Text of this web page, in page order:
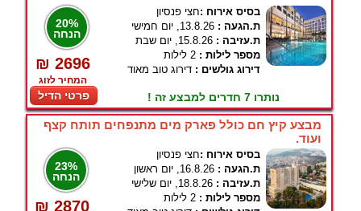
20%
הנחה
₪ 2696
המחיר לזוג
פרטי הדיל
בסיס אירוח :חצי פנסיון
ת.הגעה : 13.8.26, יום חמישי
ת.עזיבה : 15.8.26, יום שבת
מספר לילות : 2 לילות
דירוג גולשים : דירוג טוב מאוד
נותרו 7 חדרים למבצע זה !
מבצע קיץ חם כולל פארק מים מתנפחים תותח קצף
ועוד.
23%
הנחה
₪ 2870
בסיס אירוח :חצי פנסיון
ת.הגעה : 16.8.26, יום ראשון
ת.עזיבה : 18.8.26, יום שלישי
מספר לילות : 2 לילות